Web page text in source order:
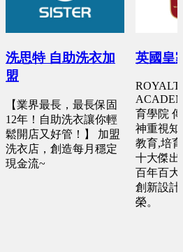
洗思特 自助洗衣加
盟
【業界最長，最長保固
12年！自助洗衣讓你輕
鬆開店又好管！】 加盟
洗衣店，創造每月穩定
現金流~
英國皇
育學院
神重視知
教育,培
十大傑出
百年百大
創新設計
榮。